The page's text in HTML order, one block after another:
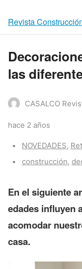
Revista
las
CASALCO
hace 2 años
Categories:
NOVEDADES,
Tags:
construcción,
En el siguiente
edades influyen
acomodar
casa.